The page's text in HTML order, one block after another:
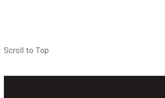
Scroll to Top